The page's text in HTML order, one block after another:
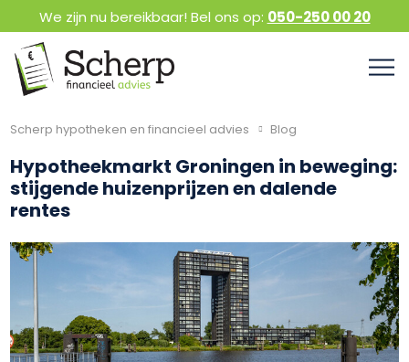
We zijn nu bereikbaar! Bel ons op: 050-250 00 20
Scherp hypotheken en financieel advies Blog
Hypotheekmarkt Groningen in beweging:
stijgende huizenprijzen en dalende
rentes